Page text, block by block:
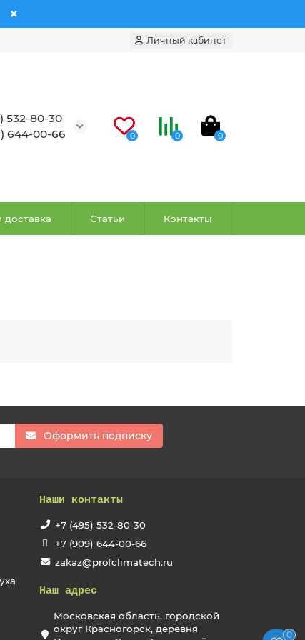
Личный кабинет
532-80-30
644-00-66
0 0 0
доставка Статьи Контакты
Оформить подписку
Наши контакты
+7 (495) 532-80-30
+7 (909) 644-00-66
zakaz@profclimatech.ru
Наш адрес
Московская область, городской
округ Красногорск, деревня
0